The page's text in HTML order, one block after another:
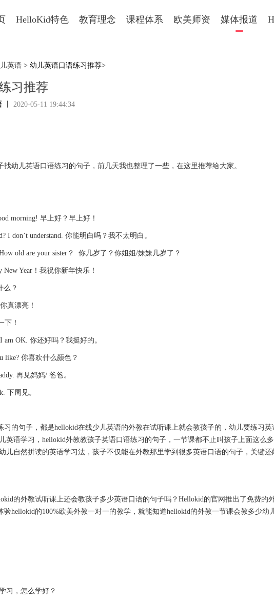
HelloKid特色 教育理念 课程体系 欧美师资 媒体报道
英语 > 幼儿英语口语练习推荐>
习推荐
2020-05-11 19:44:34
儿英语口语练习的句子，前几天我也整理了一些，在这里推荐给大家。
morning! 早上好？早上好！
don’t understand. 你能明白吗？我不太明白。
old are your sister？ 你几岁了？你姐姐/妹妹几岁了？
Year！我祝你新年快乐！
？
真漂亮！
！
OK. 你还好吗？我挺好的。
你喜欢什么颜色？
再见妈妈/ 爸爸。
下周见。
句子，都是hellokid在线少儿英语的外教在试听课上就会教孩子的，幼儿要练习英
英语学习，hellokid外教教孩子英语口语练习的句子，一节课都不止叫孩子上面这么多
儿自然拼读的英语学习法，孩子不仅能在外教那里学到很多英语口语的句子，关键还
的外教试听课上还会教孩子多少英语口语的句子吗？Hellokid的官网推出了免费的
验hellokid的100%欧美外教一对一的教学，就能知道hellokid的外教一节课会教多少幼
习，怎么学好？